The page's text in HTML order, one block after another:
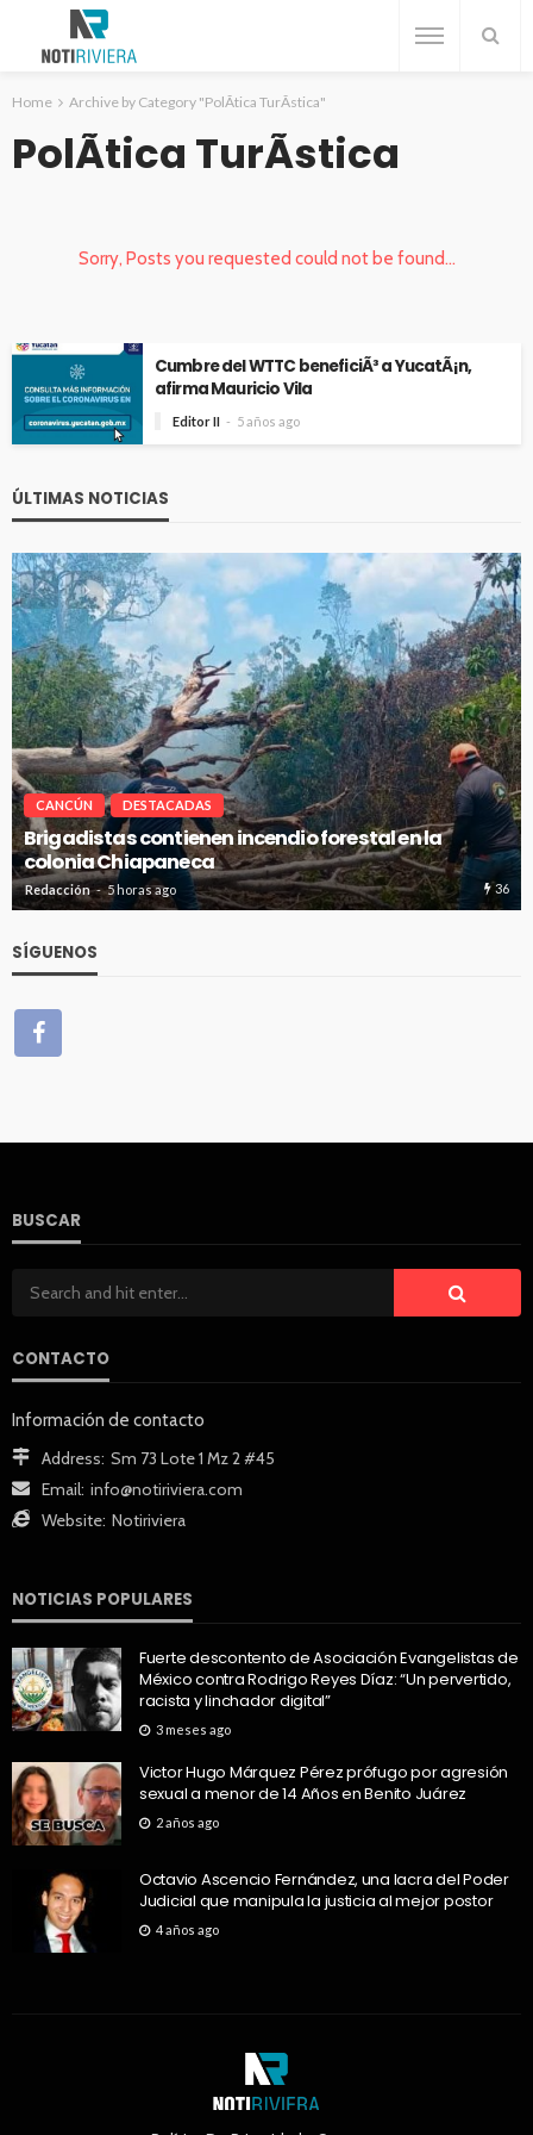
Home Archive by Category "PolÃ­tica TurÃ­stica"
PolÃ­tica TurÃ­stica
Sorry, Posts you requested could not be found...
Cumbre del WTTC beneficiÃ³ a YucatÃ¡n,
afirma Mauricio Vila
Editor II 5 años ago
ÚLTIMAS NOTICIAS
36
CANCÚN DESTACADAS
Avanza en tiempo y forma la construcción de pozos
de absorción en Cancún
Redacción 5 horas ago
SÍGUENOS
BUSCAR
CONTACTO
Información de contacto
Address: Sm 73 Lote 1 Mz 2 #45
Email: info@notiriviera.com
Website: Notiriviera
NOTICIAS POPULARES
Fuerte descontento de Asociación Evangelistas de
México contra Rodrigo Reyes Díaz: “Un pervertido,
racista y linchador digital”
3 meses ago
Victor Hugo Márquez Pérez prófugo por agresión
sexual a menor de 14 Años en Benito Juárez
2 años ago
Octavio Ascencio Fernández, una lacra del Poder
Judicial que manipula la justicia al mejor postor
4 años ago